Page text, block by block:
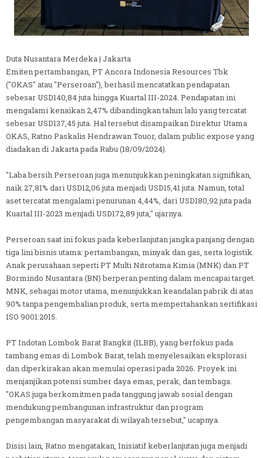
Duta Nusantara Merdeka | Jakarta
Emiten pertambangan, PT Ancora Indonesia Resources Tbk
("OKAS" atau "Perseroan"), berhasil mencatatkan pendapatan
sebesar USD140,84 juta hingga Kuartal III-2024. Pendapatan ini
mengalami kenaikan 2,47% dibandingkan tahun lalu yang tercatat
sebesar USD137,45 juta. Hal tersebut disampaikan Direktur Utama
OKAS, Ratno Paskalis Hendrawan Touor, dalam public expose yang
diadakan di Jakarta pada Rabu (18/09/2024).
"Laba bersih Perseroan juga menunjukkan peningkatan signifikan,
naik 27,81% dari USD12,06 juta menjadi USD15,41 juta. Namun, total
aset tercatat mengalami penurunan 4,44%, dari USD180,92 juta pada
Kuartal III-2023 menjadi USD172,89 juta," ujarnya.
Perseroan saat ini fokus pada keberlanjutan jangka panjang dengan
tiga lini bisnis utama: pertambangan, minyak dan gas, serta logistik.
Anak perusahaan seperti PT Multi Nitrotama Kimia (MNK) dan PT
Bormindo Nusantara (BN) berperan penting dalam mencapai target.
MNK, sebagai motor utama, menunjukkan keandalan pabrik di atas
90% tanpa pengembalian produk, serta mempertahankan sertifikasi
ISO 9001:2015.
PT Indotan Lombok Barat Bangkit (ILBB), yang berfokus pada
tambang emas di Lombok Barat, telah menyelesaikan eksplorasi
dan diperkirakan akan memulai operasi pada 2026. Proyek ini
menjanjikan potensi sumber daya emas, perak, dan tembaga.
"OKAS juga berkomitmen pada tanggung jawab sosial dengan
mendukung pembangunan infrastruktur dan program
pengembangan masyarakat di wilayah tersebut," ucapnya.
Disisi lain, Ratno mengatakan, Inisiatif keberlanjutan juga menjadi